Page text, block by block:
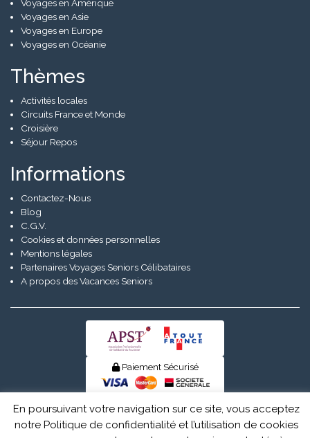
Voyages en Amérique
Voyages en Asie
Voyages en Europe
Voyages en Océanie
Thèmes
Activités locales
Circuits France et Monde
Croisière
Séjour Repos
Informations
Contactez-Nous
Blog
C.G.V.
Cookies et données personnelles
Mentions légales
Partenaires Voyages Seniors Célibataires
A propos des Vacances Seniors
Paiement Sécurisé
© Senior Evad 2026
En poursuivant votre navigation sur ce site, vous acceptez
notre Politique de confidentialité et l’utilisation de cookies